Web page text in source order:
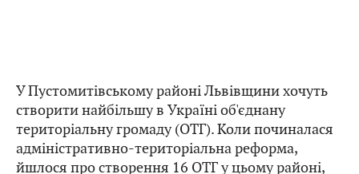
У Пустомитівському районі Львівщини хочуть
створити найбільшу в Україні об'єднану
територіальну громаду (ОТГ). Коли починалася
адміністративно-територіальна реформа,
йшлося про створення 16 ОТГ у цьому районі,